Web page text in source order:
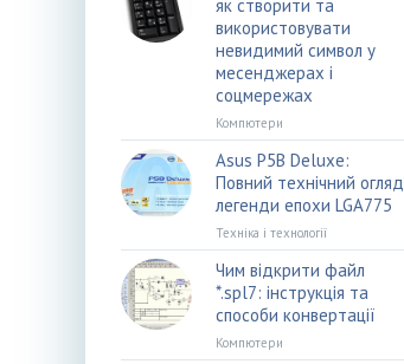
як створити та
використовувати
невидимий символ у
месенджерах і
соцмережах
Компютери
Asus P5B Deluxe:
Повний технічний огляд
легенди епохи LGA775
Техніка і технології
Чим відкрити файл
*.spl7: інструкція та
способи конвертації
Компютери